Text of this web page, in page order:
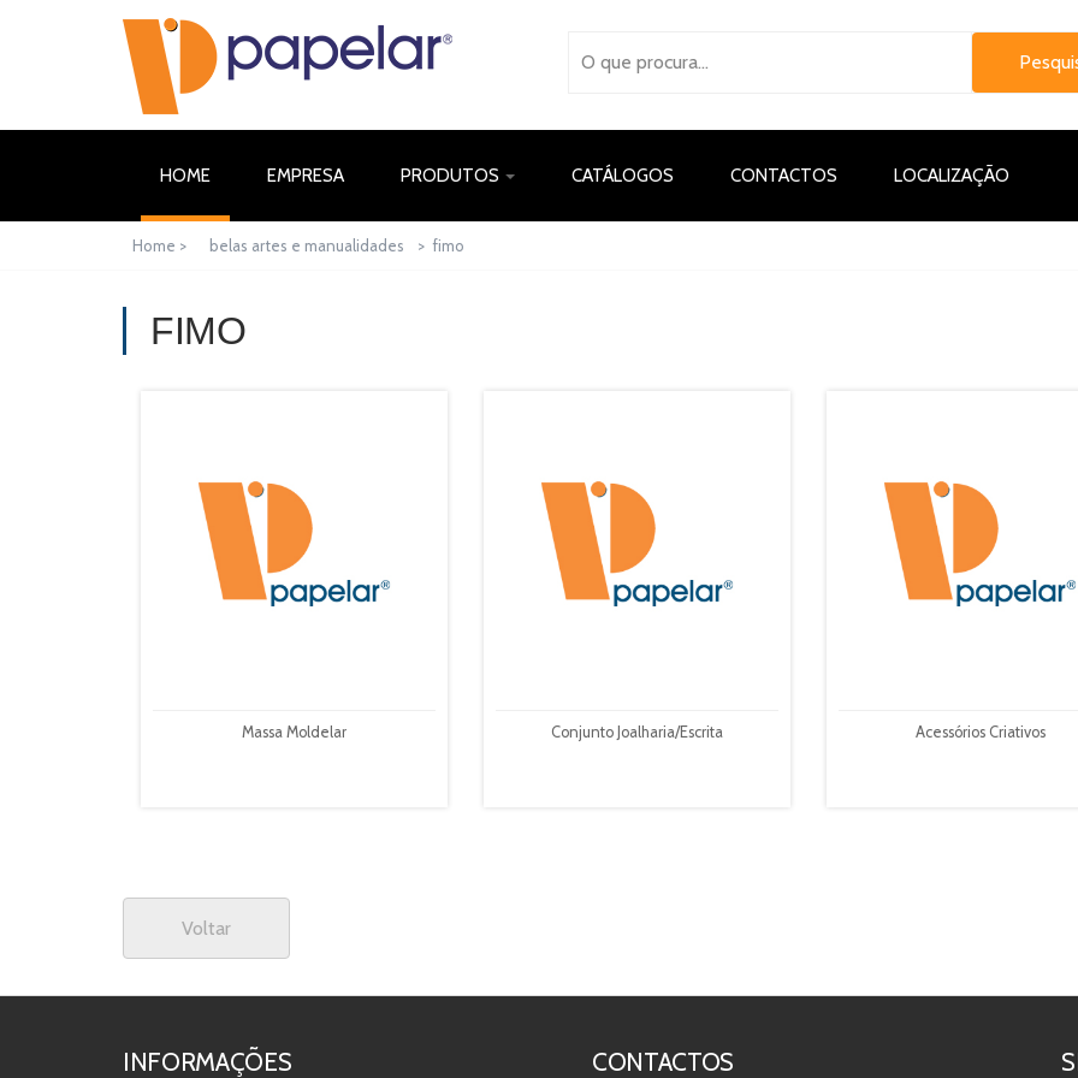
HOME (CURRENT)EMPRESA PRODUTOS CATÁLOGOS CONTACTOS LOCALIZAÇÃO
Home > belas artes e manualidades > fimo
FIMO
Massa Moldelar Conjunto Joalharia/Escrita Acessórios Criativos
Voltar
INFORMAÇÕES CONTACTOS